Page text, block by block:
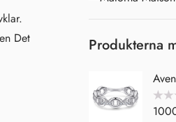
Det
Produkterna
0